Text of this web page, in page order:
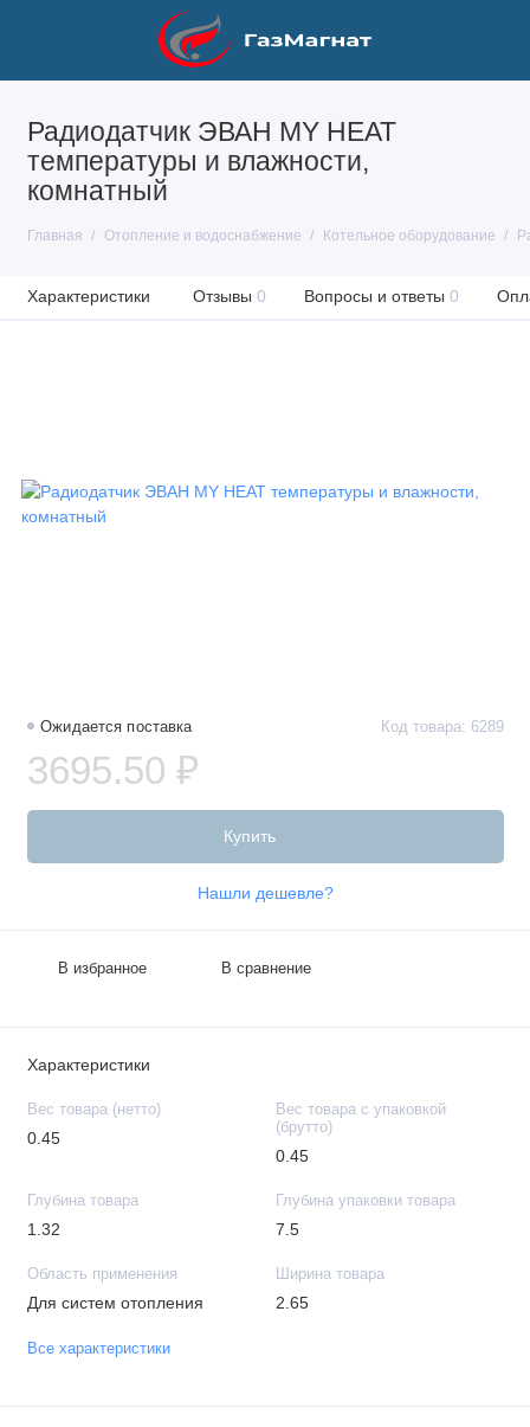
Радиодатчик ЭВАН MY HEAT
температуры и влажности,
комнатный
Главная Отопление и водоснабжение Котельное оборудование
Характеристики Отзывы 0 Вопросы и ответы 0
Ожидается поставка Код товара: 6289
3695.50 ₽
Купить
Нашли дешевле?
В избранное В сравнение
Характеристики
Вес товара (нетто)
0.45
Вес товара с упаковкой
(брутто)
0.45
Глубина товара
1.32
Глубина упаковки товара
7.5
Область применения
Для систем отопления
Ширина товара
2.65
Все характеристики